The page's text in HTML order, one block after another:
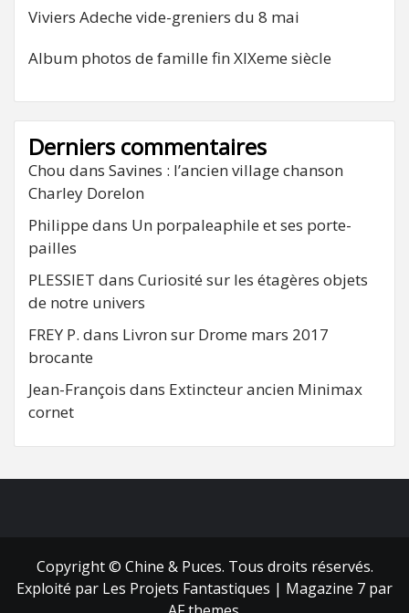
Viviers Adeche vide-greniers du 8 mai
Album photos de famille fin XIXeme siècle
Derniers commentaires
Chou dans Savines : l’ancien village chanson
Charley Dorelon
Philippe dans Un porpaleaphile et ses porte-
pailles
PLESSIET dans Curiosité sur les étagères objets
de notre univers
FREY P. dans Livron sur Drome mars 2017
brocante
Jean-François dans Extincteur ancien Minimax
cornet
Copyright © Chine & Puces. Tous droits réservés.
Exploité par Les Projets Fantastiques | Magazine 7 par